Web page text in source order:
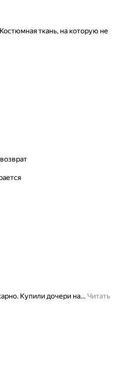
ткань, на которую не
Купили дочери на… Читать